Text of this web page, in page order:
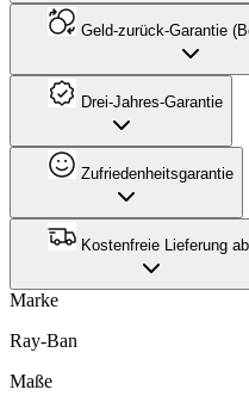
Geld-zurück-Garantie
Drei-Jahres-Garantie
Zufriedenheitsgarantie
Kostenfreie Lieferung
Marke
Ray-Ban
Maße